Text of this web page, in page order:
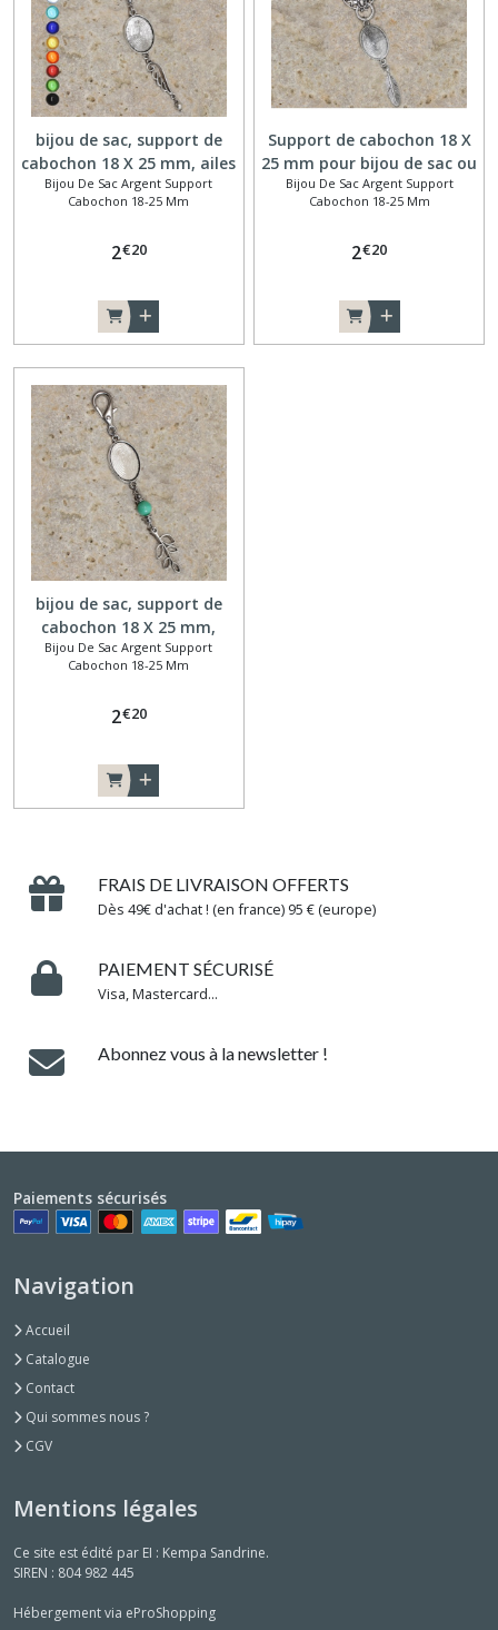
bijou de sac, support de
cabochon 18 X 25 mm, ailes
Bijou De Sac Argent Support
Cabochon 18-25 Mm
2€20
Support de cabochon 18 X
25 mm pour bijou de sac ou
porte clé loup
Bijou De Sac Argent Support
Cabochon 18-25 Mm
2€20
bijou de sac, support de
cabochon 18 X 25 mm,
branche
Bijou De Sac Argent Support
Cabochon 18-25 Mm
2€20
FRAIS DE LIVRAISON OFFERTS
Dès 49€ d'achat ! (en france) 95 € (europe)
PAIEMENT SÉCURISÉ
Visa, Mastercard...
Abonnez vous à la newsletter !
Paiements sécurisés
Navigation
Accueil
Catalogue
Contact
Qui sommes nous ?
CGV
Mentions légales
Ce site est édité par EI : Kempa Sandrine.
SIREN : 804 982 445
Hébergement via eProShopping